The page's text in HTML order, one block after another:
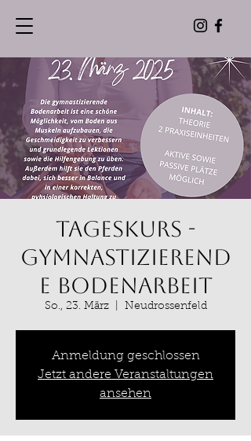
Tageskurs -
Gymnastizierend
e Bodenarbeit
So., 23. März
  |
Neudrossenfeld
Anmeldung geschlossen
Jetzt andere Veranstaltungen
ansehen